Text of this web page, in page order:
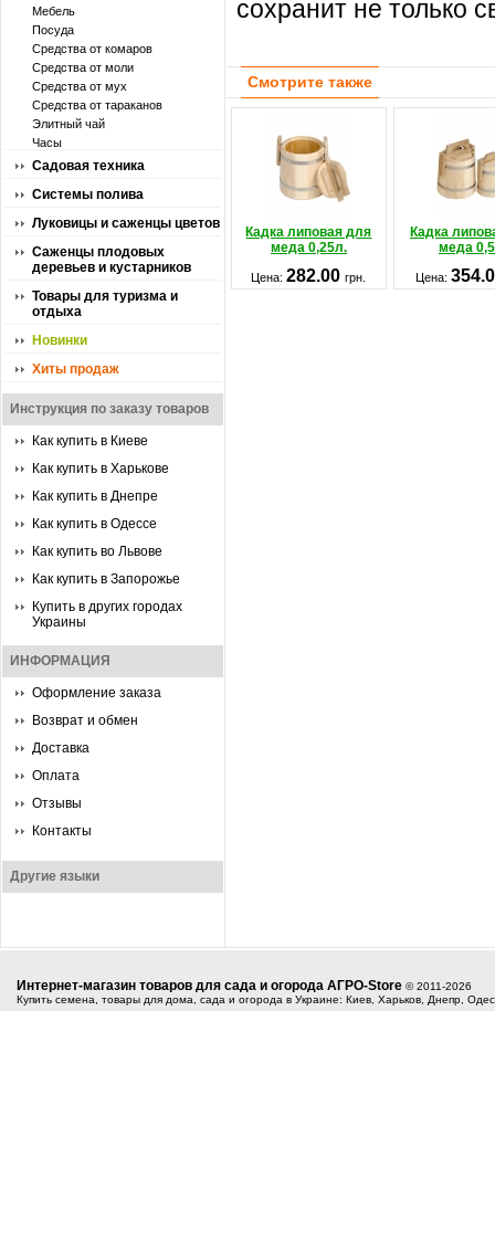
Мебель
Посуда
Средства от комаров
Средства от моли
Средства от мух
Средства от тараканов
Элитный чай
Часы
Садовая техника
Системы полива
Луковицы и саженцы цветов
Саженцы плодовых
деревьев и кустарников
Товары для туризма и
отдыха
Новинки
Хиты продаж
Инструкция по заказу товаров
Как купить в Киеве
Как купить в Харькове
Как купить в Днепре
Как купить в Одессе
Как купить во Львове
Как купить в Запорожье
Купить в других городах
Украины
ИНФОРМАЦИЯ
Оформление заказа
Возврат и обмен
Доставка
Оплата
Отзывы
Контакты
Другие языки
сохранит не только
Смотрите также
Кадка липовая для
меда 0,25л.
Кадка
меда
Цена:282.00грн. Цена:
Интернет-магазин товаров для сада и огорода АГРО-Store © 2011-2026
Купить семена, товары для дома, сада и огорода в Украине: Киев, Харьков, Днепр,